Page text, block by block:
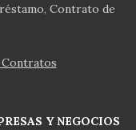
Contrato de
Y NEGOCIOS